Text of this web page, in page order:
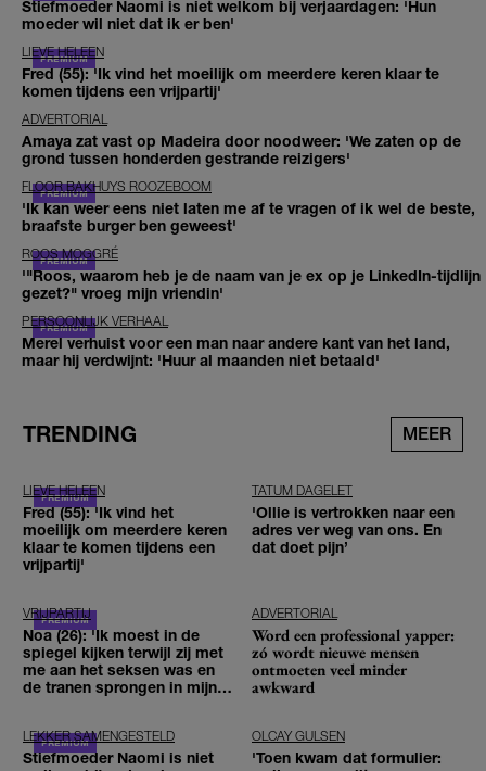
Stiefmoeder Naomi is niet welkom bij verjaardagen: 'Hun
moeder wil niet dat ik er ben'
LIEVE HELEEN
Fred (55): 'Ik vind het moeilijk om meerdere keren klaar te
komen tijdens een vrijpartij'
ADVERTORIAL
Amaya zat vast op Madeira door noodweer: 'We zaten op de
grond tussen honderden gestrande reizigers'
FLOOR BAKHUYS ROOZEBOOM
'Ik kan weer eens niet laten me af te vragen of ik wel de beste,
braafste burger ben geweest'
ROOS MOGGRÉ
'"Roos, waarom heb je de naam van je ex op je LinkedIn-tijdlijn
gezet?" vroeg mijn vriendin'
PERSOONLIJK VERHAAL
Merel verhuist voor een man naar andere kant van het land,
maar hij verdwijnt: 'Huur al maanden niet betaald'
TRENDING MEER
LIEVE HELEEN
Fred (55): 'Ik vind het
moeilijk om meerdere keren
klaar te komen tijdens een
vrijpartij'
TATUM DAGELET
'Ollie is vertrokken naar een
adres ver weg van ons. En
dat doet pijn’
VRIJPARTIJ
Noa (26): 'Ik moest in de
spiegel kijken terwijl zij met
me aan het seksen was en
de tranen sprongen in mijn
ADVERTORIAL
Word een professional yapper:
zó wordt nieuwe mensen
ontmoeten veel minder
awkward
LEKKER SAMENGESTELD
Stiefmoeder Naomi is niet
OLCAY GULSEN
'Toen kwam dat formulier: